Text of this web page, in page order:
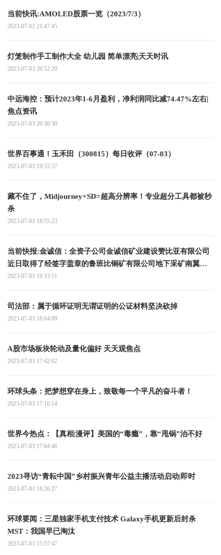
当前快讯:AMOLED股票一览（2023/7/3）
2023-07-03 21:47:45
灯笼制作手工制作大全 幼儿园 简单漂亮|天天时讯
2023-07-03 20:52:29
中远海控：预计2023年1-6月盈利，净利润同比减74.47%左右|
焦点资讯
2023-07-03 20:30:39
世界百事通！玉禾田（300815）每日收评（07-03）
2023-07-03 19:55:57
藏不住了，Midjourney+SD=超高分辨率！专业超分工具都被秒
杀
2023-07-03 18:55:23
当前快报:金诚信：全资子公司金诚信矿业建设赞比亚有限公司
近日取得了经签字盖章的鲁班比铜矿有限公司地下采矿南翼开
拓和生产运营合同
2023-07-03 18:33:51
司法部：属于循环证明无谓证明的公证材料坚决砍掉
2023-07-03 18:04:09
A股市场板块轮动及量化偏好 天天观焦点
2023-07-03 17:42:02
环球头条：把梦想穿在身上，致敬每一个平凡的奋斗者！
2023-07-03 17:16:14
世界今热点：【真相|漫评】美国的“毒瘾”，靠“甩锅”治不好
2023-07-03 17:04:46
2023寻访“青耘中国”乡村振兴青年公益主播活动启动|即时
2023-07-03 16:26:27
环球要闻：三星独家手机支付技术 Galaxy手机更新后封杀
MST：我国早已淘汰
2023-07-03 15:57:47